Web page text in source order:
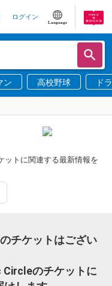
ログイン
Language
ン 高校野球 ド
ットに関連する最新情報を
チケットはござい
Circleのチケットに